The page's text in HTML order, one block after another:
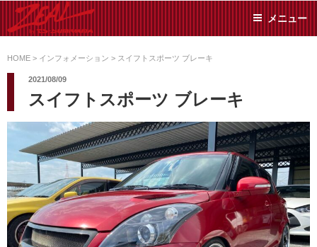
ン
ツ
ス
キ
プ
SUMIYAMA
た日常メンテから各種チ
ューニングまで、車に関
リーでお任せください!
メニュー
HOME > インフォメーション > スイフトスポーツ ブレーキ
2021/08/09
スイフトスポーツ ブレーキ